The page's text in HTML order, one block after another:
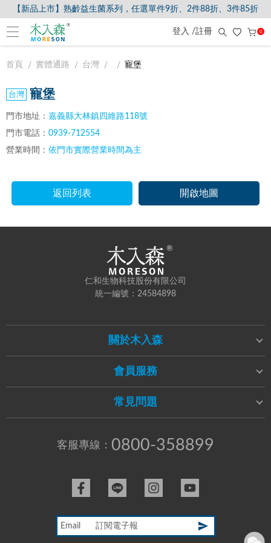
【新品上市】熟齡益生菌系列，任選單件9折、2件88折、3件85折
登入 /註冊 0
首頁 實體通路 台灣 寵堡
寵堡
門市地址： 嘉義縣大林鎮四維路118號
門市電話： 0939-712554
營業時間： 依門市實際營業時間為主
返回列表 開啟地圖
仁和生物科技股份有限公司
統一編號：24584898
關於木入森
會員服務
常見問題
客服專線： 0800-358899
Email